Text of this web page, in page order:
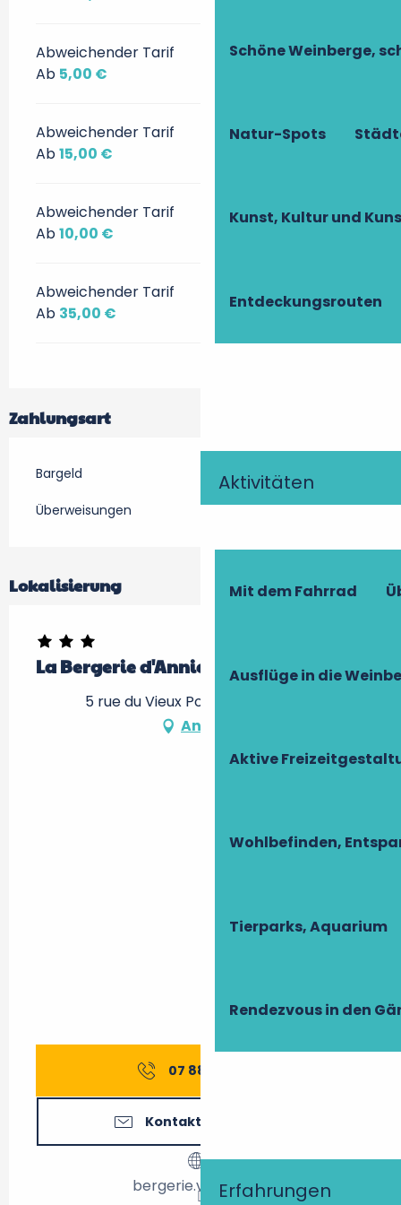
Schöne Weinberge,
Natur-Spots
Kunst, Kultur und
Entdeckungsrouten
Aktivitäten
Mit dem Fahrrad
Ausflüge in die
Aktive
Wohlbefinden,
Tierparks, Aquarium
Rendezvous in den
Erfahrungen
Abweichender Tarif
Ab 5,00 €
Abweichender Tarif
Ab15,00 €
Abweichender Tarif
Ab10,00 €
Abweichender Tarif
Ab 35,00 €
Zahlungsart
Bargeld
Überweisungen
Lokalisierung
La Bergerie d'Annie
5 rue du Vieux Port, 37270 Véretz
Anfahrt
07 88 52 01
Kontaktieren Sie uns
bergerie.veretz.net